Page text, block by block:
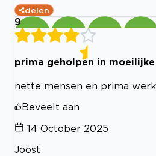
delen
9
prima geholpen in
nette mensen en prima werk
Beveelt aan
14 October 2025
Joost